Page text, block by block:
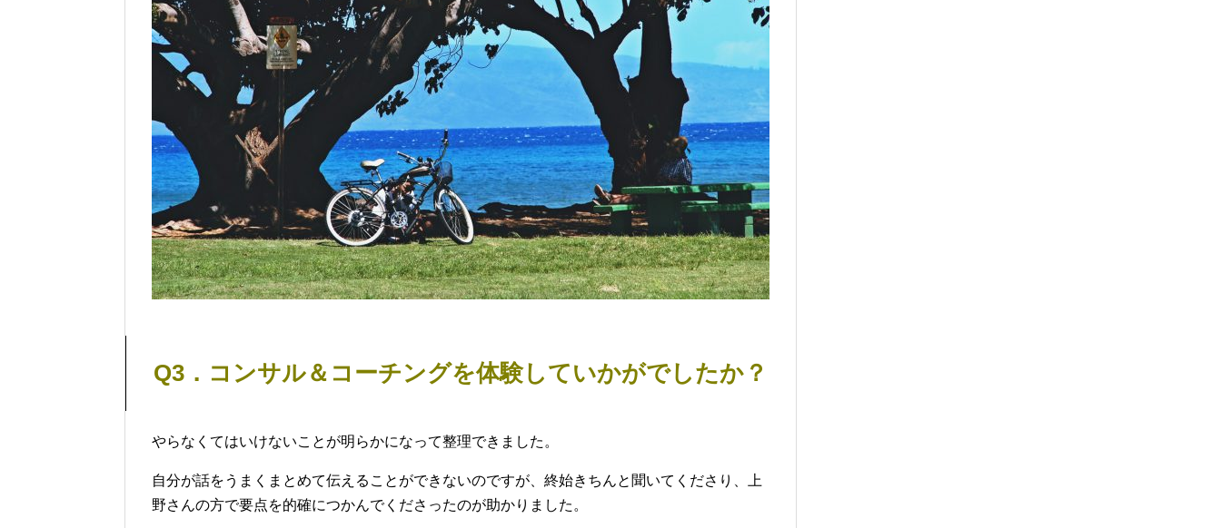
Q3 ．コンサル＆コーチングを体験していかがでしたか？
やらなくてはいけないことが明らかになって整理できました。
自分が話をうまくまとめて伝えることができないのですが、終始きちんと聞いてくださり、上
野さんの方で要点を的確につかんでくださったのが助かりました。